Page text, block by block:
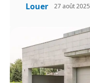
Louer 27 août 2025